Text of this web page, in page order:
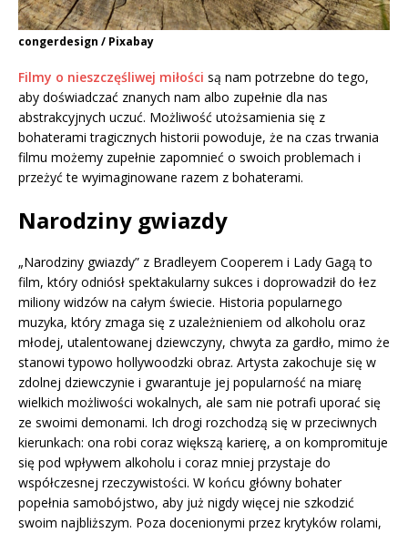
congerdesign / Pixabay
Filmy o nieszczęśliwej miłości są nam potrzebne do tego,
aby doświadczać znanych nam albo zupełnie dla nas
abstrakcyjnych uczuć. Możliwość utożsamienia się z
bohaterami tragicznych historii powoduje, że na czas trwania
filmu możemy zupełnie zapomnieć o swoich problemach i
przeżyć te wyimaginowane razem z bohaterami.
Narodziny gwiazdy
„Narodziny gwiazdy” z Bradleyem Cooperem i Lady Gagą to
film, który odniósł spektakularny sukces i doprowadził do łez
miliony widzów na całym świecie. Historia popularnego
muzyka, który zmaga się z uzależnieniem od alkoholu oraz
młodej, utalentowanej dziewczyny, chwyta za gardło, mimo że
stanowi typowo hollywoodzki obraz. Artysta zakochuje się w
zdolnej dziewczynie i gwarantuje jej popularność na miarę
wielkich możliwości wokalnych, ale sam nie potrafi uporać się
ze swoimi demonami. Ich drogi rozchodzą się w przeciwnych
kierunkach: ona robi coraz większą karierę, a on kompromituje
się pod wpływem alkoholu i coraz mniej przystaje do
współczesnej rzeczywistości. W końcu główny bohater
popełnia samobójstwo, aby już nigdy więcej nie szkodzić
swoim najbliższym. Poza docenionymi przez krytyków rolami,